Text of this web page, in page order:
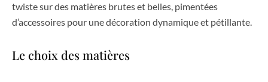
twiste sur des matières brutes et belles, pimentées
d’accessoires pour une décoration dynamique et pétillante.
Le choix des matières